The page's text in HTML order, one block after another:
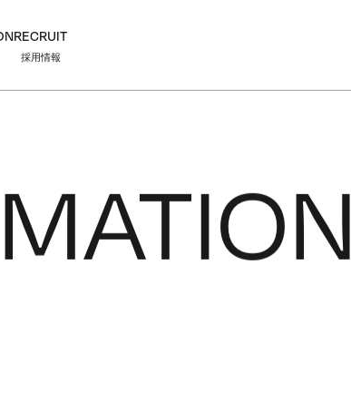
RECRUIT
採用情報